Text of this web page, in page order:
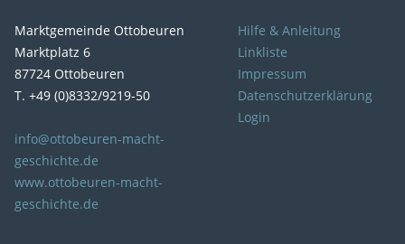
Marktgemeinde Ottobeuren
Marktplatz 6
87724 Ottobeuren
T. +49 (0)8332/9219-50
info@ottobeuren-macht-
geschichte.de
www.ottobeuren-macht-
geschichte.de
Hilfe & Anleitung
Linkliste
Impressum
Datenschutzerklärung
Login